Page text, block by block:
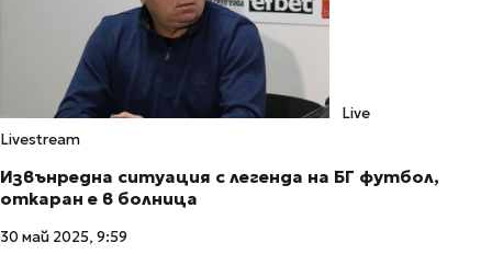
Live
Livestream
Извънредна ситуация с легенда на БГ футбол,
откаран е в болница
30 май 2025, 9:59